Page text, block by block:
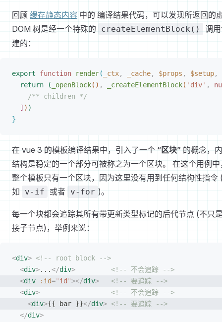
回顾 缓存静态内容 中的 编译结果代码，可以发现所返回的
DOM 树是经一个特殊的
createElementBlock()
调
建的：
export function render( _ctx, _cache, $props , $setup,
return
( _openBlock( ) , _createElementBlock( ' div' ,
/** children */
] ) )
}
在 vue 3 的模板编译结果中，引入了一个 “区块” 的概念，
结构是稳定的一个部分可被称之为一个区块。 在这个用例中
整个模板只有一个区块，因为这里没有用到任何结构性指令
如 v-if 或者 v-for )。
每一个块都会追踪其所有带更新类型标记的后代节点 (不只
接子节点)，举例来说：
<div> <!-- root block -->
<div>...</div>
         <!-- 不会追踪 -->
<div :id="id "></div>
   <!-- 要追踪 -->
<div>
                  <!-- 不会追踪 -->
<div>{{ bar }}</div> <!-- 要追踪 -->
</div>